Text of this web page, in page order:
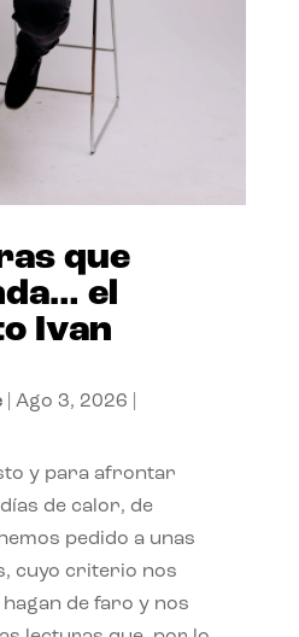
que
el
Ivan
| Ago 3, 2026
y para afrontar
de calor, de
pedido a unas
cuyo criterio nos
de faro y nos